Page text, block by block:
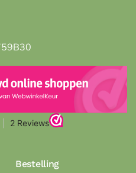
Bestelling